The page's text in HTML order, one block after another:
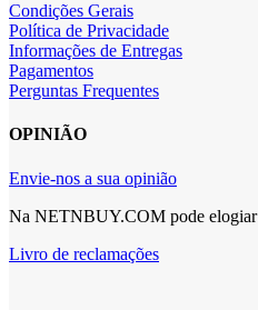
Condições Gerais
Política de Privacidade
Informações de Entregas
Pagamentos
Perguntas Frequentes
OPINIÃO
Envie-nos a sua opinião
Na NETNBUY.COM pode elogiar
Livro de reclamações